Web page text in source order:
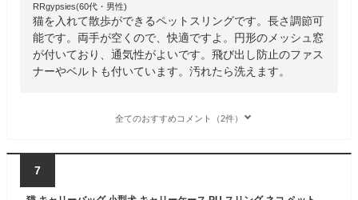
RRgypsies(60代・男性)
猫を入れて散歩ができるペットスリングです。長さ調節可
能です。両手が空くので、快適ですよ。円形のメッシュ窓
が付いており、通気性がよいです。飛び出し防止のファス
ナーやベルトも付いています。汚れたら洗えます。
全てのおすすめコメント（2件）
7